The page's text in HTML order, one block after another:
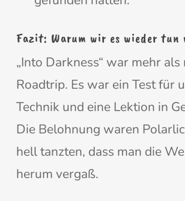
Fazit: Warum wir es wieder tun
„Into Darkness“ war mehr als
Roadtrip. Es war ein Test für
Technik und eine Lektion in
Die Belohnung waren
hell tanzten, dass man die
herum vergaß.